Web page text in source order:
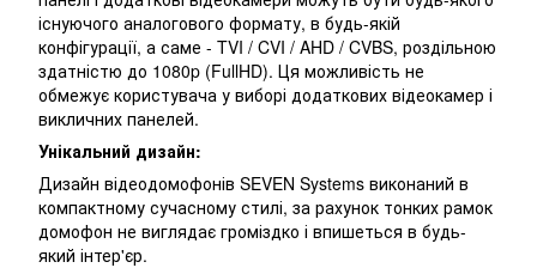
існуючого аналогового формату, в будь-якій
конфігурації, а саме - TVI / CVI / AHD / CVBS, роздільною
здатністю до 1080p (FullHD). Ця можливість не
обмежує користувача у виборі додаткових відеокамер і
викличних панелей.
Унікальний дизайн:
Дизайн відеодомофонів SEVEN Systems виконаний в
компактному сучасному стилі, за рахунок тонких рамок
домофон не виглядає громіздко і впишеться в будь-
який інтер'єр.